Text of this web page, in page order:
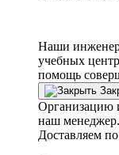
Наши
учебных
помощь
Организацию
наш менеджер.
Доставляем